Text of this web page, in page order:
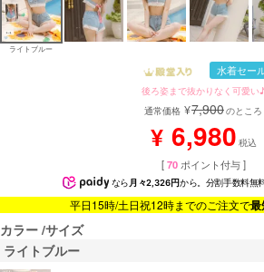
ライトブルー
水着セー
後ろ姿まで抜かりなく可愛い♪
通常価格 ¥7,900のところ
¥ 6,980 税込
[ 70 ポイント付与 ]
なら月々2,326円から。分割手数料無
平日15時/土日祝12時までのご注文で最
カラー サイズ
ライトブルー